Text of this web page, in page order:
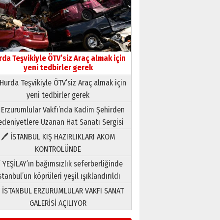
Teşvikiyle ÖTV’siz Araç almak için
yeni tedbirler gerek
Teşvikiyle ÖTV’siz Araç almak için
yeni tedbirler gerek
Vakfı’nda Kadim Şehirden
Uzanan Hat Sanatı Sergisi
🖊 İSTANBUL KIŞ HAZIRLIKLARI AKOM
KONTROLÜNDE
bağımsızlık seferberliğinde
köprüleri yeşil ışıklandırıldı
ERZURUMLULAR VAKFI SANAT
GALERİSİ AÇILIYOR
Neşat YALÇIN
Paranın Aile Kültüründeki Yeri
03 Ağustos 2026 Pazartesi
Yıldırım Gündoğdu
HAVVA’NIN ÜÇ KIZI
09 Temmuz 2026 Perşembe
Yusuf POLAT
Şampiyonluk Sebahattin
Şirin’e yazar
11 Mayıs 2026 Pazartesi
Neşat YALÇIN
Paranın Aile Kültüründeki Yeri
03 Ağustos 2026 Pazartesi